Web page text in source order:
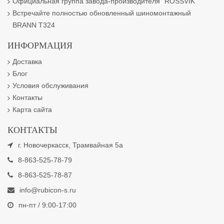
Встречайте полностью обновленный шиномонтажный
BRANN T324
ИНФОРМАЦИЯ
Доставка
Блог
Условия обслуживания
Контакты
Карта сайта
КОНТАКТЫ
г. Новочеркасск, Трамвайная 5а
8-863-525-78-79
8-863-525-78-87
info@rubicon-s.ru
пн-пт / 9:00-17:00